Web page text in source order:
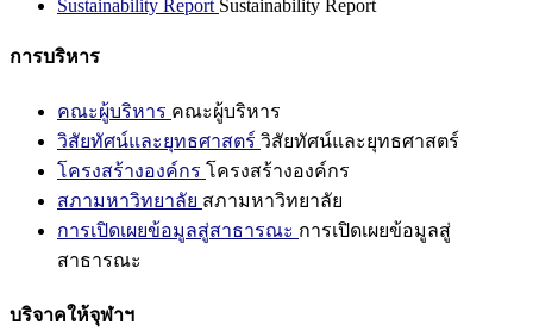
Sustainability Report Sustainability Report
การบริหาร
คณะผู้บริหาร คณะผู้บริหาร
วิสัยทัศน์และยุทธศาสตร์ วิสัยทัศน์และยุทธศาสตร์
โครงสร้างองค์กร โครงสร้างองค์กร
สภามหาวิทยาลัย สภามหาวิทยาลัย
การเปิดเผยข้อมูลสู่สาธารณะ การเปิดเผยข้อมูลสู่
สาธารณะ
บริจาคให้จุฬาฯ